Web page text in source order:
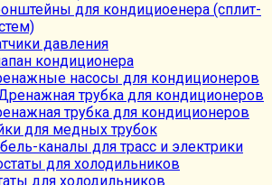
для кондициоенера (сплит-
давления
кондиционера
насосы для кондиционеров
трубка для кондиционеров
для медных трубок
каналы для трасс и электрики
для холодильников